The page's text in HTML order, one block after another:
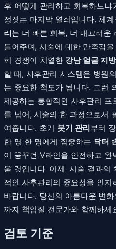
후 어떻게 관리하고 회복하느냐
정짓는 마지막 열쇠입니다. 체계
리는 더 빠른 회복, 더 매끄러운
들어주며, 시술에 대한 만족감
히 경쟁이 치열한 강남 얼굴 지
할 때, 사후관리 시스템은 병원
는 중요한 척도가 됩니다. 그런
제공하는 통합적인 사후관리 프
를 넘어, 시술의 한 과정으로서
여줍니다. 초기 붓기 관리부터
한 명 한 명에게 집중하는 닥터
이 꿈꾸던 V라인을 안전하고 완
울 것입니다. 이제, 시술 결과의
적인 사후관리의 중요성을 인지
바랍니다. 당신의 아름다운 변
까지 책임질 전문가와 함께하세
검토 기준